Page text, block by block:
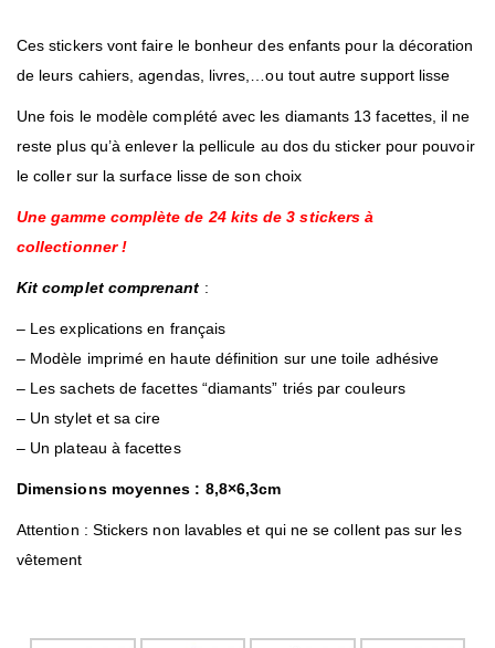
Ces stickers vont faire le bonheur des enfants pour la décoration
de leurs cahiers, agendas, livres,…ou tout autre support lisse
Une fois le modèle complété avec les diamants 13 facettes, il ne
reste plus qu’à enlever la pellicule au dos du sticker pour pouvoir
le coller sur la surface lisse de son choix
Une gamme complète de 24 kits de 3 stickers à
collectionner !
Kit complet comprenant :
– Les explications en français
– Modèle imprimé en haute définition sur une toile adhésive
– Les sachets de facettes “diamants” triés par couleurs
– Un stylet et sa cire
– Un plateau à facettes
Dimensions moyennes : 8,8×6,3cm
Attention : Stickers non lavables et qui ne se collent pas sur les
vêtement